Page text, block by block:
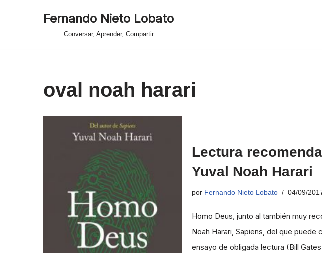
Fernando Nieto Lobato
Conversar, Aprender, Compartir
oval noah harari
Lectura
Yuval Noah Harari
por Fernando Nieto Lobato 04/09/
Homo Deus, junto al también muy
Noah Harari, Sapiens, del que puede
ensayo de obligada lectura (Bill